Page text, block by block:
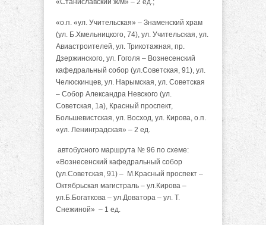
«Станиславский ж/м» – 2 ед.;
«о.п. «ул. Учительская» – Знаменский храм
(ул. Б.Хмельницкого, 74), ул. Учительская, ул.
Авиастроителей, ул. Трикотажная, пр.
Дзержинского, ул. Гоголя – Вознесенский
кафедральный собор (ул.Советская, 91), ул.
Челюскинцев, ул. Нарымская, ул. Советская
– Собор Александра Невского (ул.
Советская, 1а), Красный проспект,
Большевистская, ул. Восход, ул. Кирова, о.п.
«ул. Ленинградская» – 2 ед.
автобусного маршрута № 96 по схеме:
«Вознесенский кафедральный собор
(ул.Советская, 91) – М.Красный проспект –
Октябрьская магистраль – ул.Кирова –
ул.Б.Богаткова – ул.Доватора – ул. Т.
Снежиной» – 1 ед.